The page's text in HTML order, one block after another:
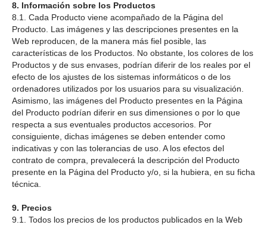
8. Información sobre los Productos
8.1. Cada Producto viene acompañado de la Página del
Producto. Las imágenes y las descripciones presentes en la
Web reproducen, de la manera más fiel posible, las
características de los Productos. No obstante, los colores de los
Productos y de sus envases, podrían diferir de los reales por el
efecto de los ajustes de los sistemas informáticos o de los
ordenadores utilizados por los usuarios para su visualización.
Asimismo, las imágenes del Producto presentes en la Página
del Producto podrían diferir en sus dimensiones o por lo que
respecta a sus eventuales productos accesorios. Por
consiguiente, dichas imágenes se deben entender como
indicativas y con las tolerancias de uso. A los efectos del
contrato de compra, prevalecerá la descripción del Producto
presente en la Página del Producto y/o, si la hubiera, en su ficha
técnica.
9. Precios
9.1. Todos los precios de los productos publicados en la Web